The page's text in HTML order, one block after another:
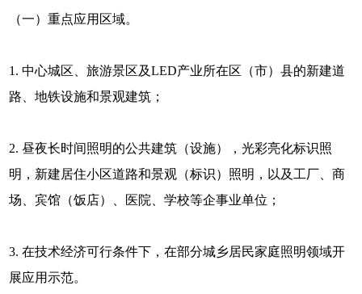
（一）重点应用区域。
1. 中心城区、旅游景区及LED产业所在区（市）县的新建道
路、地铁设施和景观建筑；
2. 昼夜长时间照明的公共建筑（设施），光彩亮化标识照
明，新建居住小区道路和景观（标识）照明，以及工厂、商
场、宾馆（饭店）、医院、学校等企事业单位；
3. 在技术经济可行条件下，在部分城乡居民家庭照明领域开
展应用示范。